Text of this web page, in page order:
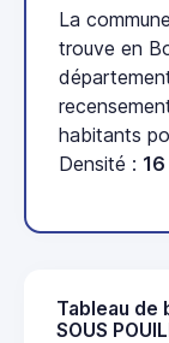
La
trouve en
habitants
Densité :
Tableau de
SOUS